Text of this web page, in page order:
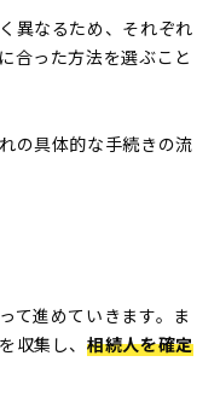
異なるため、それぞれ
合った方法を選ぶこと
の具体的な手続きの流
て進めていきます。ま
収集し、相続人を確定